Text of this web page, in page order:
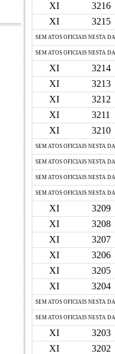
XI
3216
XI
3215
SEM ATOS OFICIAIS NESTA
SEM ATOS OFICIAIS NESTA
XI
3214
XI
3213
XI
3212
XI
3211
XI
3210
SEM ATOS OFICIAIS NESTA
SEM ATOS OFICIAIS NESTA
SEM ATOS OFICIAIS NESTA
SEM ATOS OFICIAIS NESTA
XI
3209
XI
3208
XI
3207
XI
3206
XI
3205
XI
3204
SEM ATOS OFICIAIS NESTA
SEM ATOS OFICIAIS NESTA
XI
3203
XI
3202